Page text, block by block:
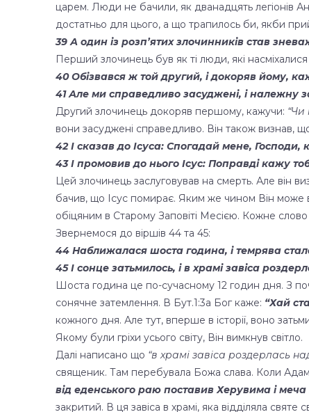
царем. Люди не бачили, як дванадцять легіонів
достатньо для цього, а що трапилось би, якби
39 А один із розп’ятих злочинників став
Перший злочинець був як ті люди, які насміхалися
40 Обізвався ж той другий, і докоряв йому,
41 Але ми справедливо засуджені, і належну
Другий злочинець докоряв першому, кажучи: “Чи
вони засуджені справедливо. Він також визнав,
42 І сказав до Ісуса: Спогадай мене,
43 І промовив до нього Ісус: Поправді кажу
Цей злочинець заслуговував на смерть. Але він
бачив, що Ісус помирає. Яким же чином Він може
обіцяним в Старому Заповіті Месією. Кожне
Звернемося до віршів 44 та 45:
44 Наближалася шоста година, і темрява
45 І сонце затьмилось, і в храмі завіса
Шоста година це по-сучасному 12 годин дня. З
сонячне затемлення. В Бут.1:3а Бог каже: “Хай
кожного дня. Але тут, вперше в історії, воно
Якому були гріхи усього світу, Він вимкнув світло.
Далі написано що “в храмі завіса роздерлась
священик. Там перебувала Божа слава. Коли
від еденського раю поставив Херувима і
закритий. В ця завіса в храмі, яка відділяла